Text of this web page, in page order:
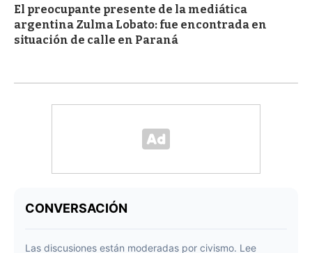
El preocupante presente de la mediática
argentina Zulma Lobato: fue encontrada en
situación de calle en Paraná